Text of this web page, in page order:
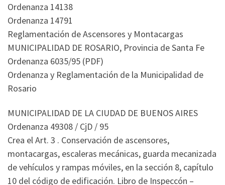
Ordenanza 14138
Ordenanza 14791
Reglamentación de Ascensores y Montacargas
MUNICIPALIDAD DE ROSARIO, Provincia de Santa Fe
Ordenanza 6035/95 (PDF)
Ordenanza y Reglamentación de la Municipalidad de
Rosario
MUNICIPALIDAD DE LA CIUDAD DE BUENOS AIRES
Ordenanza 49308 / CjD / 95
Crea el Art. 3 . Conservación de ascensores,
montacargas, escaleras mecánicas, guarda mecanizada
de vehículos y rampas móviles, en la sección 8, capítulo
10 del código de edificación. Libro de Inspeccón –